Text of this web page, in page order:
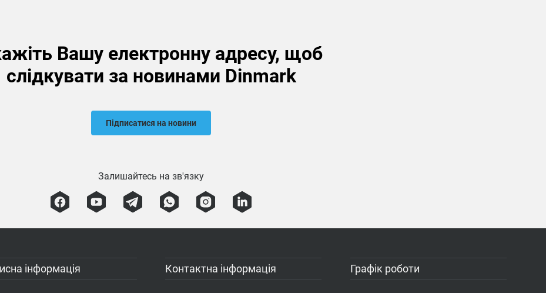
Вашу електронну адресу, щоб
слідкувати за новинами Dinmark
Підписатися на новини
Залишайтесь на зв'язку
інформація Контактна інформація Графік роботи